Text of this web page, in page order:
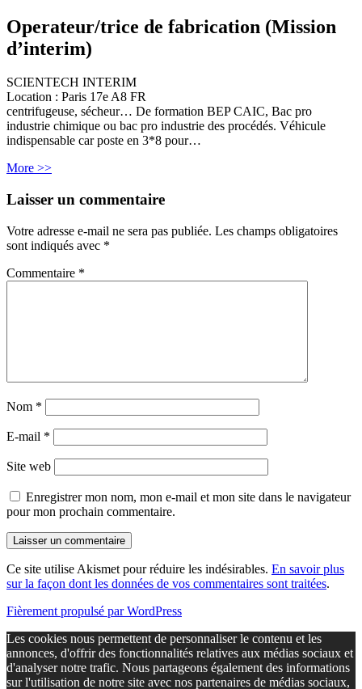
Operateur/trice de fabrication (Mission
d’interim)
SCIENTECH INTERIM
Location : Paris 17eA8 FR
centrifugeuse, sécheur… De formation BEP CAIC, Bac pro
industrie chimique ou bac pro industrie des procédés. Véhicule
indispensable car poste en 3*8 pour…
More >>
Laisser un commentaire
Votre adresse e-mail ne sera pas publiée. Les champs obligatoires
sont indiqués avec *
Commentaire *
Nom *
E-mail *
Site web
Enregistrer mon nom, mon e-mail et mon site dans le navigateur
pour mon prochain commentaire.
Ce site utilise Akismet pour réduire les indésirables. En savoir plus
sur la façon dont les données de vos commentaires sont traitées.
Fièrement propulsé par WordPress
Les cookies nous permettent de personnaliser le contenu et les
annonces, d'offrir des fonctionnalités relatives aux médias sociaux et
d'analyser notre trafic. Nous partageons également des informations
sur l'utilisation de notre site avec nos partenaires de médias sociaux,